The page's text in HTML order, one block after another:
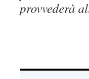
provvederà